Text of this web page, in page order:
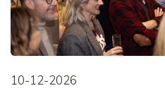
10-12-2026